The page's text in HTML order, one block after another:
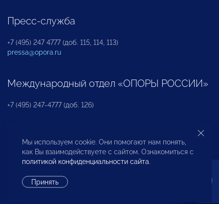
Пресс-служба
+7 (495) 247 4777 (доб. 115, 114, 113)
pressa@opora.ru
Международный отдел «ОПОРЫ РОССИИ»
+7 (495) 247-4777 (доб. 126)
Бюро по защите прав предпринимателей и
инвесторов
Мы используем cookie. Они помогают нам понять,
как Вы взаимодействуете с сайтом. Ознакомиться с
политикой конфиденциальности сайта.
Принять